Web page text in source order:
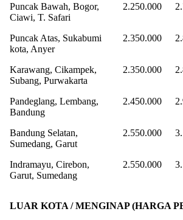
Puncak Bawah, Bogor,
Ciawi, T. Safari
2.250.000
Puncak Atas, Sukabumi
kota, Anyer
2.350.000
Karawang, Cikampek,
Subang, Purwakarta
2.350.000
Pandeglang, Lembang,
Bandung
2.450.000
Bandung Selatan,
Sumedang, Garut
2.550.000
Indramayu, Cirebon,
Garut, Sumedang
2.550.000
LUAR KOTA / MENGINAP (HARGA